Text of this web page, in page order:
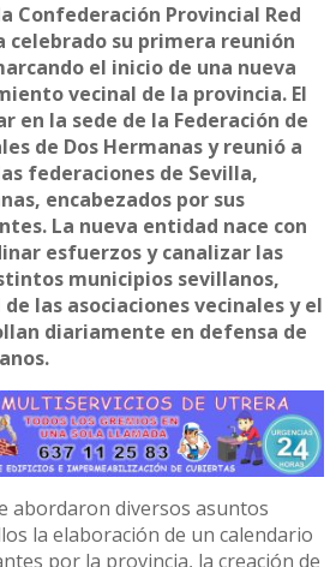
Confederación Provincial Red
celebrado su primera reunión
el inicio de una nueva
vecinal de la provincia. El
en la sede de la Federación de
de Dos Hermanas y reunió a
federaciones de Sevilla,
encabezados por sus
La nueva entidad nace con
esfuerzos y canalizar las
municipios sevillanos,
las asociaciones vecinales y el
diariamente en defensa de
abordaron diversos asuntos
la elaboración de un calendario
por la provincia, la creación de